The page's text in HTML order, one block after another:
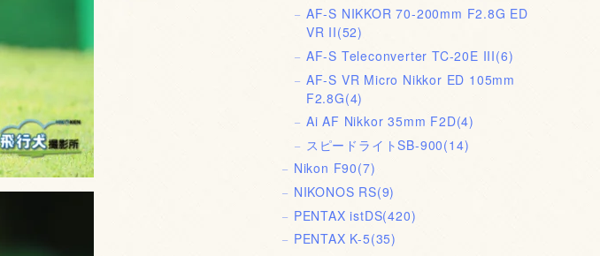
AF-S NIKKOR 70-200mm F2.8G ED
VR II(52)
AF-S Teleconverter TC-20E III(6)
AF-S VR Micro Nikkor ED 105mm
F2.8G(4)
Ai AF Nikkor 35mm F2D(4)
スピードライトSB-900(14)
Nikon F90(7)
NIKONOS RS(9)
PENTAX istDS(420)
PENTAX K-5(35)